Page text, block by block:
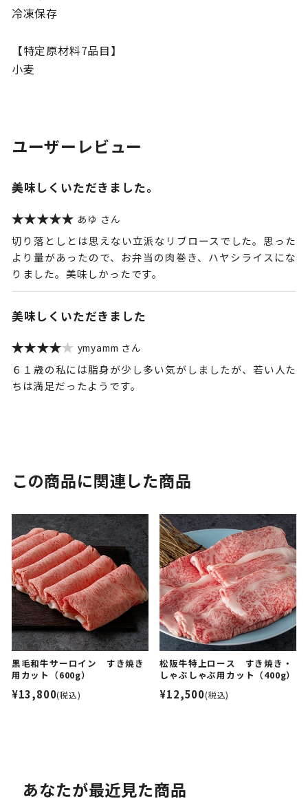
冷凍保存
【特定原材料7品目】
小麦
ユーザーレビュー
美味しくいただきました。
あゆ
切り落としとは思えない立派なリブロースでした。思った
より量があったので、お弁当の肉巻き、ハヤシライスにな
りました。美味しかったです。
美味しくいただきました
ymyamm
６１歳の私には脂身が少し多い気がしましたが、若い人た
ちは満足だったようです。
この商品に関連した商品
黒毛和牛サーロイン すき焼き
用カット（600g）
¥13,800(税込)
松阪牛特上ロース すき焼き・
しゃぶしゃぶ用カット（400g）
¥12,500(税込)
あなたが最近見た商品